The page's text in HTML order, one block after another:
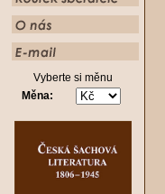
Vyberte si měnu
Měna: